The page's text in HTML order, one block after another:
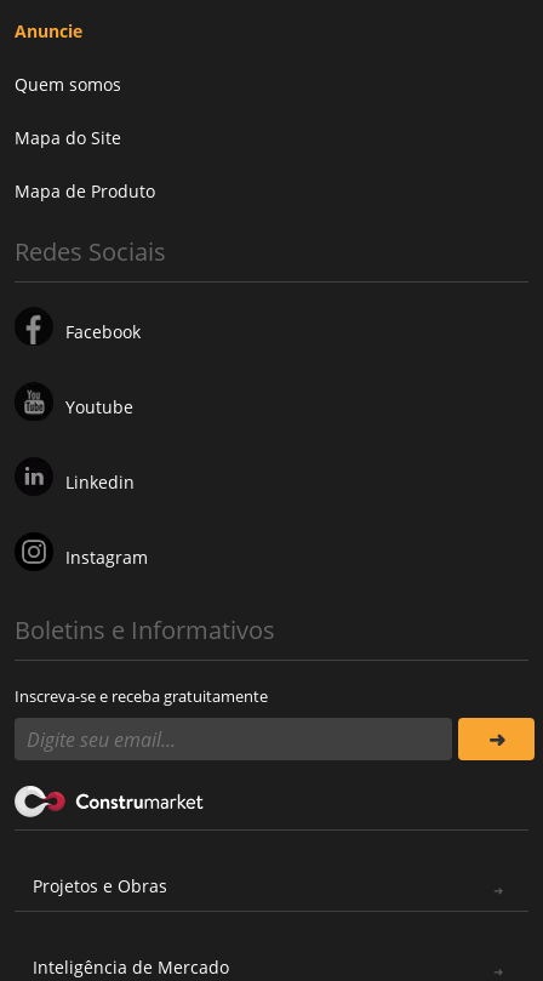
Anuncie
Quem somos
Mapa do Site
Mapa de Produto
Redes Sociais
Facebook
Youtube
Linkedin
Instagram
Boletins e Informativos
Inscreva-se e receba gratuitamente
Projetos e Obras
Inteligência de Mercado